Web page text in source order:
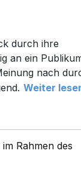
durch ihre
an ein
nach
Weiter
Rahmen des